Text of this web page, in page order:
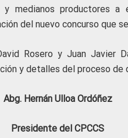
y medianos productores
del nuevo concurso que
Rosero y Juan Javier
y detalles del proceso de
Abg. Hernán Ulloa Ordóñez
Presidente del CPCCS